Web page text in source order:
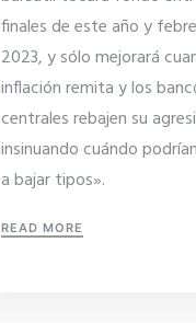
finales de este año y
2023, y sólo mejorará
inflación remita y los
centrales rebajen su
insinuando cuándo
a bajar tipos».
READ MORE